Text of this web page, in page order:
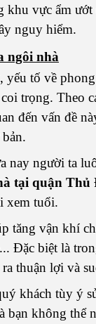
khu vực ẩm ướt
nguy hiểm.
ngôi nhà
yếu tố về
trọng. Theo
đến vấn đề
nay người ta
tại quận Thủ
xem tuổi.
tăng vận khí
Đặc biệt là
ra thuận lợi và
khách tùy ý
bạn không thể